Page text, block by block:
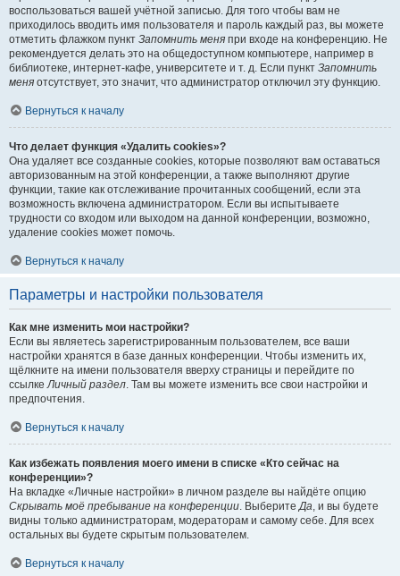
воспользоваться вашей учётной записью. Для того чтобы вам не
приходилось вводить имя пользователя и пароль каждый раз, вы можете
отметить флажком пункт Запомнить меня при входе на конференцию. Не
рекомендуется делать это на общедоступном компьютере, например в
библиотеке, интернет-кафе, университете и т. д. Если пункт Запомнить
меня отсутствует, это значит, что администратор отключил эту функцию.
Вернуться к началу
Что делает функция «Удалить cookies»?
Она удаляет все созданные cookies, которые позволяют вам оставаться
авторизованным на этой конференции, а также выполняют другие
функции, такие как отслеживание прочитанных сообщений, если эта
возможность включена администратором. Если вы испытываете
трудности со входом или выходом на данной конференции, возможно,
удаление cookies может помочь.
Вернуться к началу
Параметры и настройки пользователя
Как мне изменить мои настройки?
Если вы являетесь зарегистрированным пользователем, все ваши
настройки хранятся в базе данных конференции. Чтобы изменить их,
щёлкните на имени пользователя вверху страницы и перейдите по
ссылкеЛичный раздел. Там вы можете изменить все свои настройки и
предпочтения.
Вернуться к началу
Как избежать появления моего имени в списке «Кто сейчас на
конференции»?
На вкладке «Личные настройки» в личном разделе вы найдёте опцию
Скрывать моё пребывание на конференции. ВыберитеДа, и вы будете
видны только администраторам, модераторам и самому себе. Для всех
остальных вы будете скрытым пользователем.
Вернуться к началу